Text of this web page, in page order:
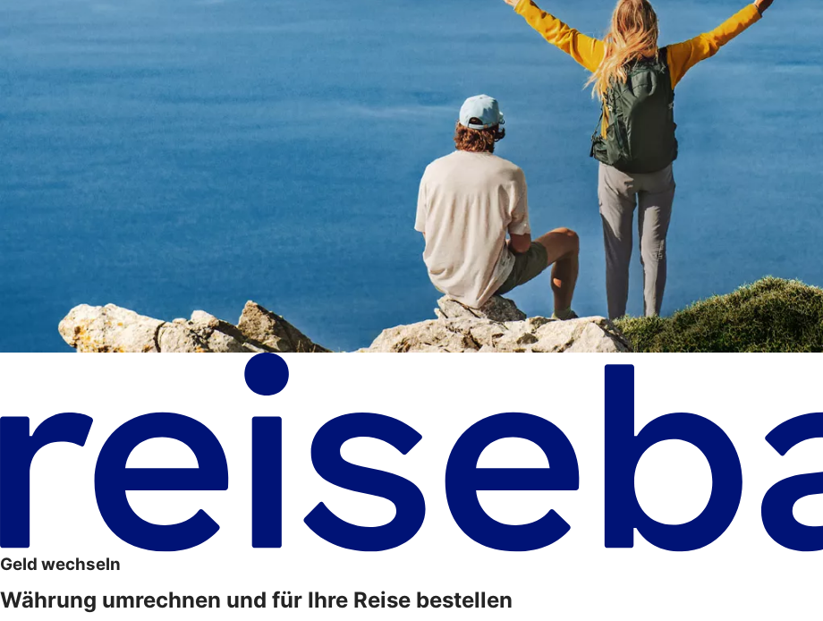
Geld wechseln
Währung umrechnen und für Ihre Reise bestellen